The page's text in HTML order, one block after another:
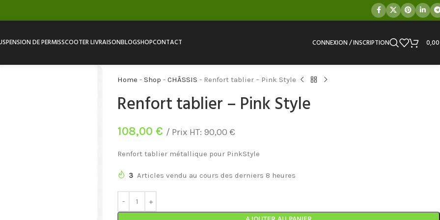
DE PERMISSCOOTER LIVRAISONBLOGSHOPCONTACT CONNEXION / INSCRIPTION
Home - Shop - CHÂSSIS - Renfort tablier – Pink Style
Renfort tablier – Pink Style
108,00 € / Prix HT: 90,00 €
Renfort tablier métallique pour PinkStyle
3 Articles vendu au cours des derniers 8 heures